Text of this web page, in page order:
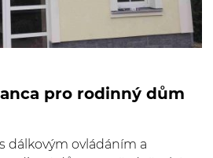
pro rodinný dům
dálkovým ovládáním a